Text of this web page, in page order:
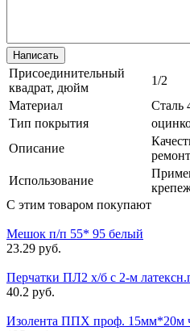
Присоединительный
квадрат, дюйм
1/2
Материал
Сталь
Тип покрытия
Описание
Использование
С этим товаром покупают
Мешок п/п 55* 95 белый
23.29 руб.
Перчатки ПЛ2 х/б с 2-м
40.2 руб.
Изолента ППХ проф.